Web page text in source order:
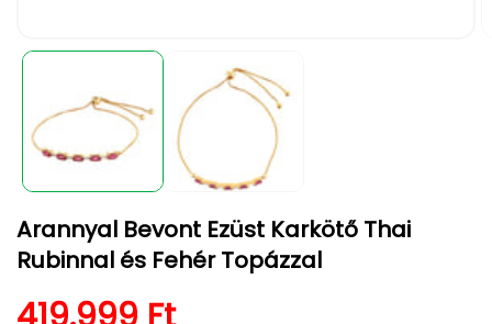
médiafájl
modális
párbeszédpanelen
Arannyal Bevont Ezüst Karkötő Thai
Rubinnal és Fehér Topázzal